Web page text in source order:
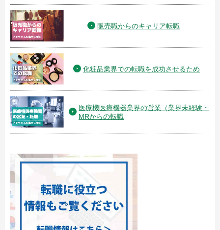
販売職からのキャリア転職
化粧品業界での転職を成功させるため
医療機医療機器業界の営業（業界未経験・
MRからの転職